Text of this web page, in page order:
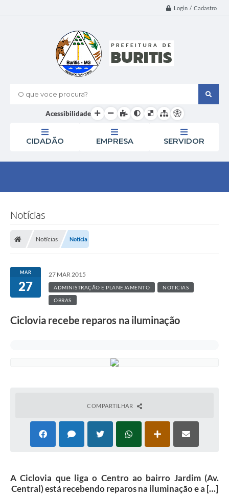
Login / Cadastro
O que voce procura?
Acessibilidade
CIDADÃO EMPRESA SERVIDOR
Notícias
Notícias Notícia
MAR
27
27 MAR 2015
ADMINISTRAÇÃO E PLANEJAMENTO NOTICIAS
OBRAS
Ciclovia recebe reparos na iluminação
COMPARTILHAR
A Ciclovia que liga o Centro ao bairro Jardim (Av.
Central) está recebendo reparos na iluminação e a […]